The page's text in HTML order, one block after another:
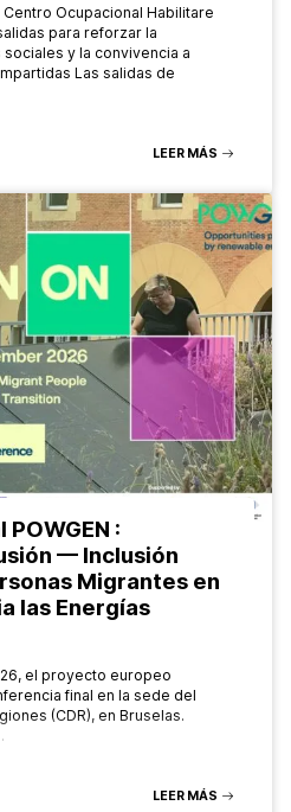
Ocupacional Habilitare
para reforzar la
y la convivencia a
Las salidas de
LEER MÁS
:
— Inclusión
Migrantes en
las Energías
el proyecto europeo
final en la sede del
(CDR), en Bruselas.
LEER MÁS